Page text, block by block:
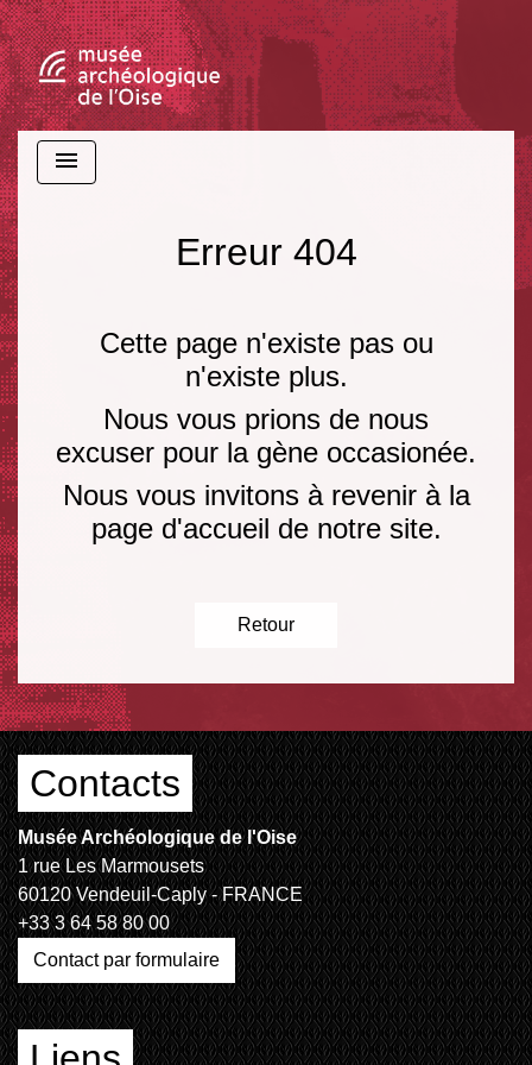
menu
Erreur 404
Cette page n'existe pas ou
n'existe plus.
Nous vous prions de nous
excuser pour la gène occasionée.
Nous vous invitons à revenir à la
page d'accueil de notre site.
Retour
Contacts
Musée Archéologique de l'Oise
1 rue Les Marmousets
60120 Vendeuil-Caply - FRANCE
+33 3 64 58 80 00
Contact par formulaire